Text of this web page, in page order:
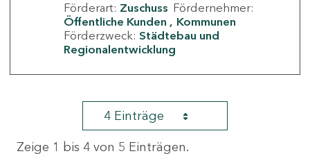
Förderart: Zuschuss Fördernehmer:
Öffentliche Kunden
Kommunen
Förderzweck: Städtebau und
Regionalentwicklung
4 Einträge
Zeige 1 bis 4 von 5 Einträgen.